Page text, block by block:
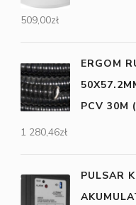
509,00zł
ERGOM
PCV 30M
1 280,46zł
PULSAR